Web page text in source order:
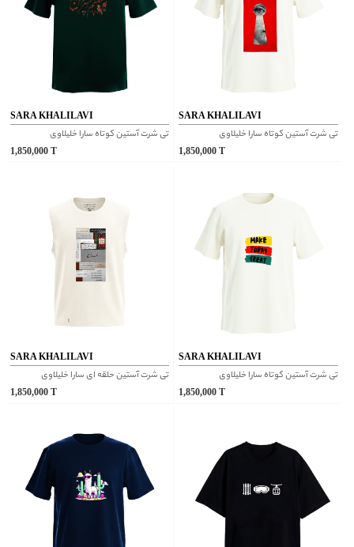
SARA KHALILAVI
تی شرت آستین کوتاه سارا خلیلاوی
1,850,000T
SARA KHALILAVI
تی شرت آستین کوتاه سارا خلیلاوی
1,850,000 T
SARA KHALILAVI
تی شرت آستین حلقه ای سارا خلیلاوی
1,850,000T
SARA KHALILAVI
تی شرت آستین کوتاه سارا خلیلاوی
1,850,000 T